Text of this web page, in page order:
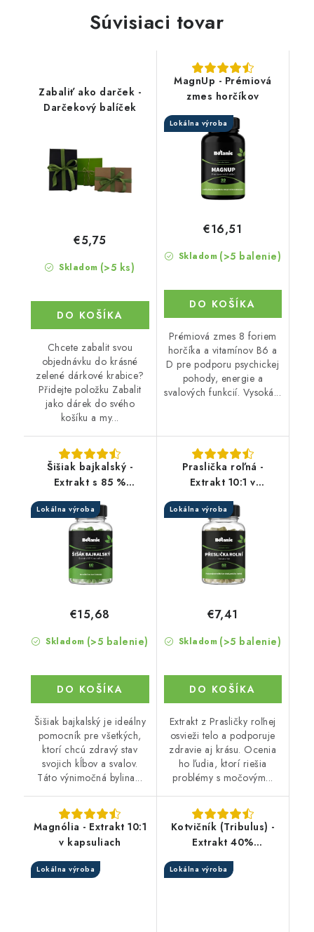
Súvisiaci tovar
Zabaliť ako darček -
Darčekový balíček
Skladom (>5 ks)
€5,75
DO KOŠÍKA
Chcete zabalit svou
objednávku do krásné
zelené dárkové krabice?
Přidejte položku Zabalit
jako dárek do svého
košíku a my...
MagnUp - Prémiová
zmes horčíkov
Lokálna výroba
Skladom (>5 balenie)
€16,51
DO KOŠÍKA
Prémiová zmes 8 foriem
horčíka a vitamínov B6 a
D pre podporu psychickej
pohody, energie a
svalových funkcií. Vysoká...
Šišiak bajkalský -
Extrakt s 85 %
Lokálna výroba
Skladom (>5 balenie)
€15,68
DO KOŠÍKA
Šišiak bajkalský je ideálny
pomocník pre všetkých,
ktorí chcú zdravý stav
svojich kĺbov a svalov.
Táto výnimočná bylina...
Praslička roľná -
Extrakt 10:1 v
Lokálna výroba
Skladom (>5 balenie)
€7,41
DO KOŠÍKA
Extrakt z Prasličky roľnej
osvieži telo a podporuje
zdravie aj krásu. Ocenia
ho ľudia, ktorí riešia
problémy s močovým...
Magnólia - Extrakt 10:1
v kapsuliach
Lokálna výroba
Kotvičník (Tribulus) -
Extrakt 40%
protodioscínu v
kapsuliach 90 kap.
Lokálna výroba